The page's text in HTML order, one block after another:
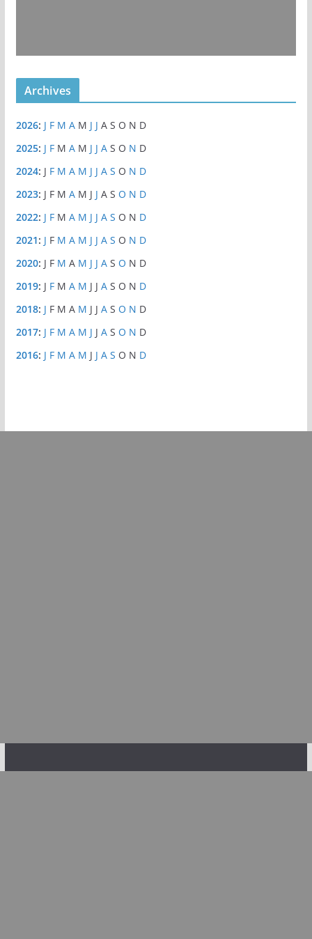
Archives
2026: J F M A M J J A S O N D
2025: J F M A M J J A S O N D
2024: J F M A M J J A S O N D
2023: J F M A M J J A S O N D
2022: J F M A M J J A S O N D
2021: J F M A M J J A S O N D
2020: J F M A M J J A S O N D
2019: J F M A M J J A S O N D
2018: J F M A M J J A S O N D
2017: J F M A M J J A S O N D
2016: J F M A M J J A S O N D